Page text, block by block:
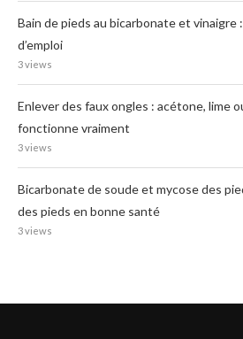
Bain de pieds au bicarbonate et
d’emploi
3 views
Enlever des faux ongles : acétone, lime
fonctionne vraiment
3 views
Bicarbonate de soude et mycose des
des pieds en bonne santé
3 views